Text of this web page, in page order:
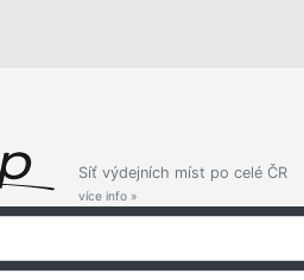
Síť výdejních míst po celé ČR
více info »